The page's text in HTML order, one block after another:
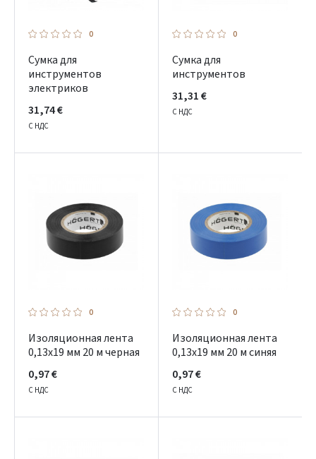
0
Сумка для
инструментов
электриков
31,74 €
С НДС
0
Сумка для
инструментов
31,31 €
С НДС
0
Изоляционная лента
0,13x19 мм 20 м черная
0,97 €
С НДС
0
Изоляционная лента
0,13x19 мм 20 м синяя
0,97 €
С НДС